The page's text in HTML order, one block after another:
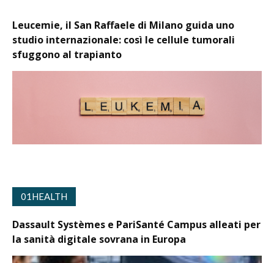
Leucemie, il San Raffaele di Milano guida uno
studio internazionale: così le cellule tumorali
sfuggono al trapianto
01HEALTH
Dassault Systèmes e PariSanté Campus alleati per
la sanità digitale sovrana in Europa